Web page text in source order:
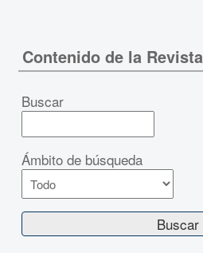
Contenido de la Revista
Buscar
Ámbito de búsqueda